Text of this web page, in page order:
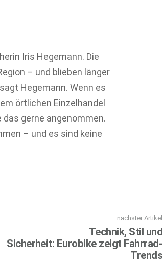
Iris Hegemann. Die
– und blieben länger
Hegemann. Wenn es
örtlichen Einzelhandel
gerne angenommen.
– und es sind keine
nächster Artikel
Technik, Stil und
Sicherheit: Eurobike zeigt Fahrrad-
Trends